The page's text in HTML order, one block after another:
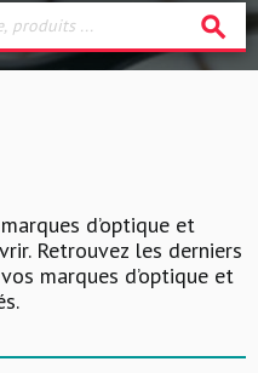
search
d’optique et
Retrouvez les derniers
marques d’optique et